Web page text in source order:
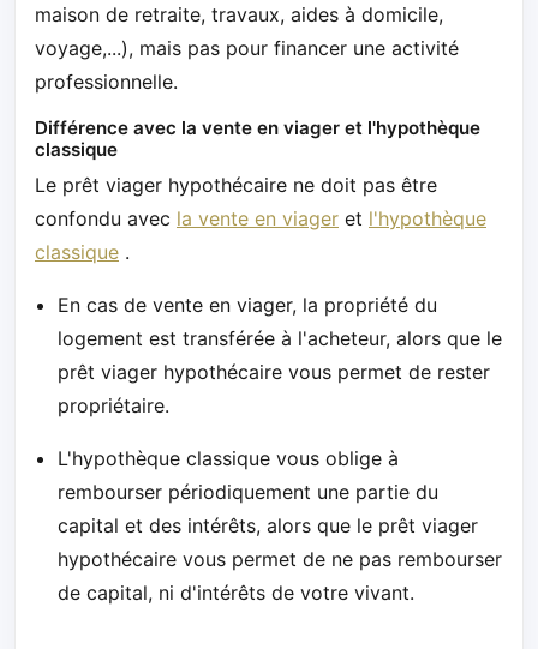
maison de retraite, travaux, aides à domicile,
voyage,...), mais pas pour financer une activité
professionnelle.
Différence avec la vente en viager et l'hypothèque
classique
Le prêt viager hypothécaire ne doit pas être
confondu avec la vente en viager et l'hypothèque
classique .
En cas de vente en viager, la propriété du
logement est transférée à l'acheteur, alors que le
prêt viager hypothécaire vous permet de rester
propriétaire.
L'hypothèque classique vous oblige à
rembourser périodiquement une partie du
capital et des intérêts, alors que le prêt viager
hypothécaire vous permet de ne pas rembourser
de capital, ni d'intérêts de votre vivant.